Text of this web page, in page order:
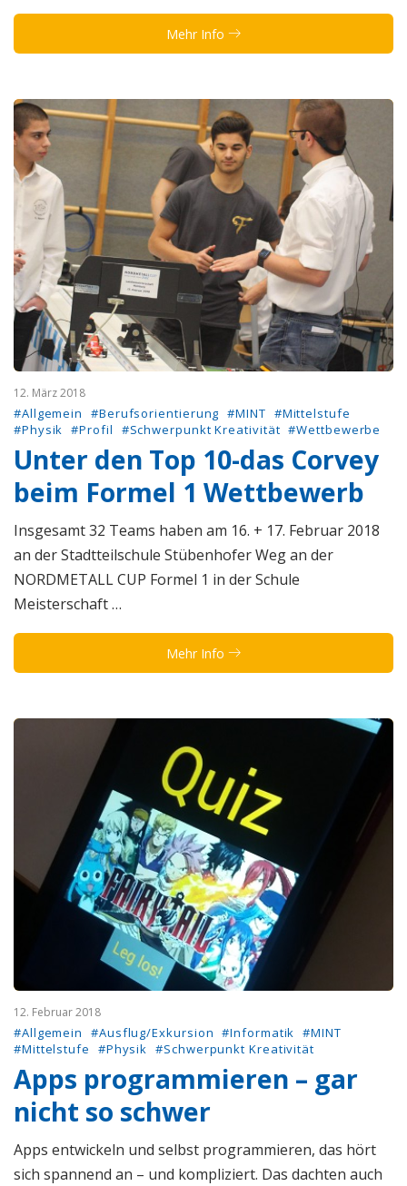
Mehr Info
12. März 2018
#Allgemein #Berufsorientierung #MINT #Mittelstufe
#Physik #Profil #Schwerpunkt Kreativität #Wettbewerbe
Unter den Top 10-das Corvey
beim Formel 1 Wettbewerb
Insgesamt 32 Teams haben am 16. + 17. Februar 2018
an der Stadtteilschule Stübenhofer Weg an der
NORDMETALL CUP Formel 1 in der Schule
Meisterschaft …
Mehr Info
12. Februar 2018
#Allgemein #Ausflug/Exkursion #Informatik #MINT
#Mittelstufe
#Physik #Schwerpunkt Kreativität
Apps programmieren – gar
nicht so schwer
Apps entwickeln und selbst programmieren, das hört
sich spannend an – und kompliziert. Das dachten auch